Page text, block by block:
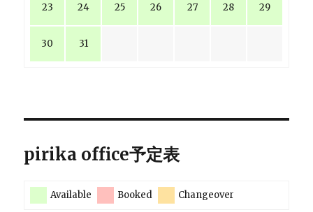
23 24 25 26 27 28 29
30 31
pirika office予定表
Available Booked Changeover